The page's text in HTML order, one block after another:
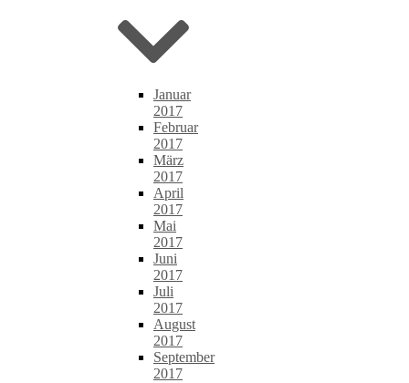
Januar
2017
Februar
2017
März
2017
April
2017
Mai
2017
Juni
2017
Juli
2017
August
2017
September
2017